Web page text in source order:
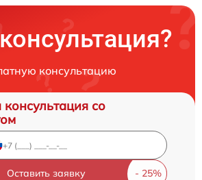
консультацию
со
Оставить заявку